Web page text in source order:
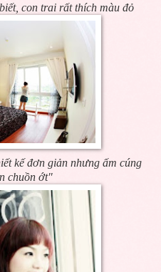
con trai rất thích màu đỏ
kế đơn giản nhưng ấm cúng
chuồn ớt"